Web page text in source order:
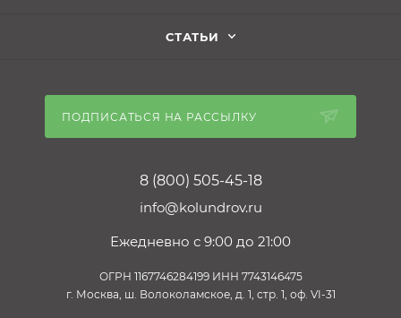
СТАТЬИ
ПОДПИСАТЬСЯ НА РАССЫЛКУ
8 (800) 505-45-18
info@kolundrov.ru
Ежедневно с 9:00 до 21:00
ОГРН 1167746284199 ИНН 7743146475
г. Москва, ш. Волоколамское, д. 1, стр. 1, оф. VI-31